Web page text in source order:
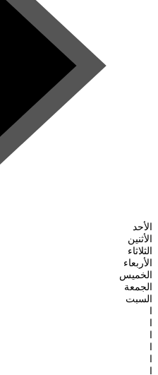
الأحد
الأثنين
الثلاثاء
الأربعاء
الخميس
الجمعة
السبت